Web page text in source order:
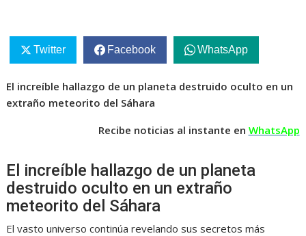
Twitter Facebook WhatsApp
El increíble hallazgo de un planeta destruido oculto en un
extraño meteorito del Sáhara
Recibe noticias al instante en WhatsApp
El increíble hallazgo de un planeta
destruido oculto en un extraño
meteorito del Sáhara
El vasto universo continúa revelando sus secretos más